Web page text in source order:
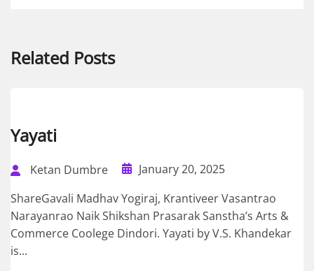
Related Posts
Yayati
Ketan Dumbre
January 20, 2025
ShareGavali Madhav Yogiraj, Krantiveer Vasantrao
Narayanrao Naik Shikshan Prasarak Sanstha’s Arts &
Commerce Coolege Dindori. Yayati by V.S. Khandekar
is...